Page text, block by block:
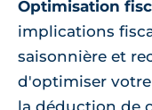
Optimisation
implications
saisonnière et
d'optimiser
la déduction de